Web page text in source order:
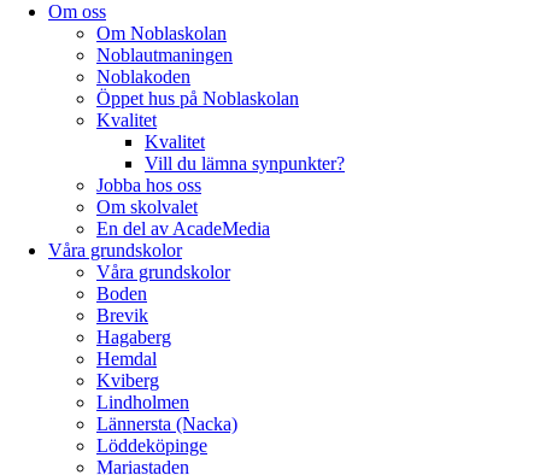
Om oss
Om Noblaskolan
Noblautmaningen
Noblakoden
Öppet hus på Noblaskolan
Kvalitet
Kvalitet
Vill du lämna synpunkter?
Jobba hos oss
Om skolvalet
En del av AcadeMedia
Våra grundskolor
Våra grundskolor
Boden
Brevik
Hagaberg
Hemdal
Kviberg
Lindholmen
Lännersta (Nacka)
Löddeköpinge
Mariastaden